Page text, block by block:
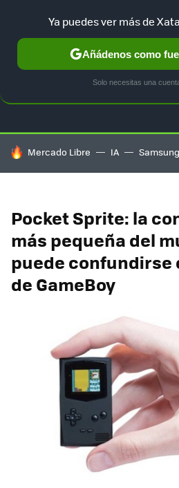
HOY SE HABLA DE
Mercado Libre IA Samsung
Pocket Sprite: la
más pequeña del
puede confundirse
de GameBoy
Ya puedes ver más de
Añádenos como
Solo necesitas una